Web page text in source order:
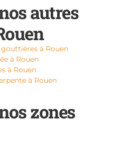
autres
à Rouen
à Rouen
à Rouen
à Rouen
zones